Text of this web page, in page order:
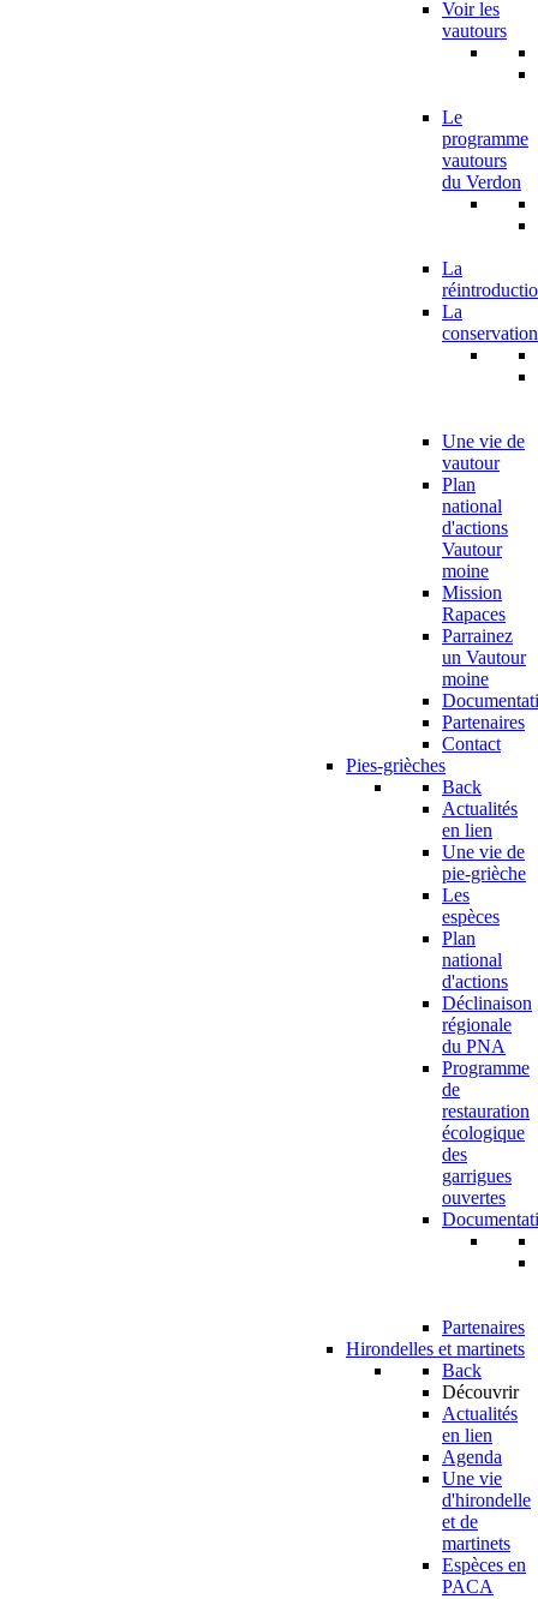
Voir les
vautours
Le
programme
vautours
du Verdon
La
La
conservation
Une vie de
vautour
Plan
national
d'actions
Vautour
moine
Mission
Rapaces
Parrainez
un Vautour
moine
Partenaires
Contact
Pies-grièches
Back
Actualités
en lien
Une vie de
pie-grièche
Les
espèces
Plan
national
d'actions
Déclinaison
régionale
du PNA
Programme
de
restauration
écologique
des
garrigues
ouvertes
Partenaires
Hirondelles et martinets
Back
Découvrir
Actualités
en lien
Agenda
Une vie
d'hirondelle
et de
martinets
Espèces en
PACA